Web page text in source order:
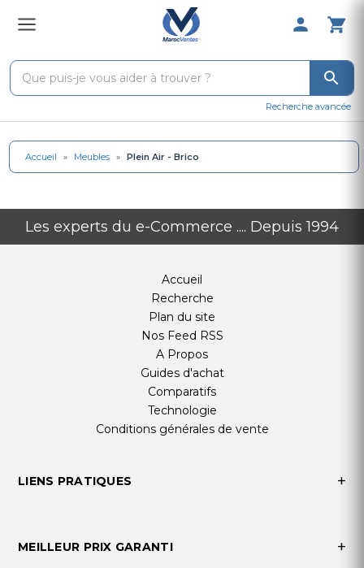
0 Produit
Recherche avancée
Accueil » Meubles » Plein Air - Brico
Les experts du e-Commerce .... Depuis 1994
Accueil
Recherche
Plan du site
Nos Feed RSS
A Propos
Guides d'achat
Comparatifs
Technologie
Conditions générales de vente
LIENS PRATIQUES
MEILLEUR PRIX GARANTI